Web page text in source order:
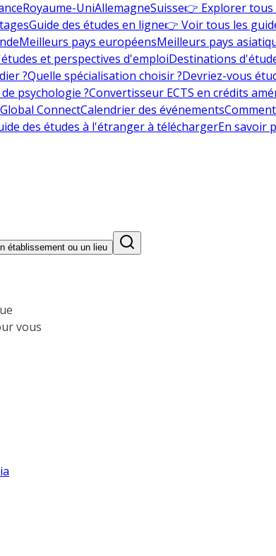
Royaume-UniAllemagneSuisse👉 Explorer tous
Guide des études en ligne👉 Voir tous les
Meilleurs pays européensMeilleurs pays
et perspectives d'emploiDestinations
?Quelle spécialisation choisir ?Devriez-vous
psychologie ?Convertisseur ECTS en crédits
Global ConnectCalendrier des événements
des études à l'étranger à téléchargerEn savoir
établissement ou un lieu
vous